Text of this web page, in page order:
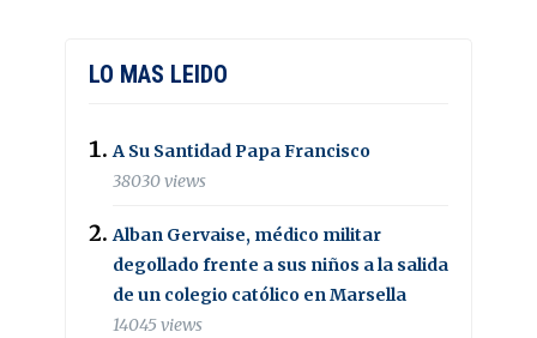
LO MAS LEIDO
A Su Santidad Papa Francisco
38030 views
Alban Gervaise, médico militar
degollado frente a sus niños a la salida
de un colegio católico en Marsella
14045 views